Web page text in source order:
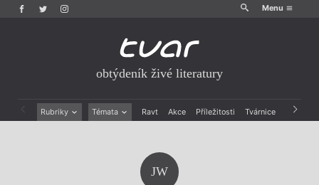
Menu
obtýdeník živé literatury
Rubriky Témata Ravt Akce Příležitosti Tvárnice Archiv
JW